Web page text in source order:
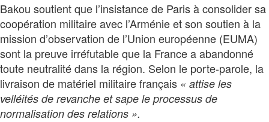
Bakou soutient que l’insistance de Paris à consolider sa
coopération militaire avec l’Arménie et son soutien à la
mission d’observation de l’Union européenne (EUMA)
sont la preuve irréfutable que la France a abandonné
toute neutralité dans la région. Selon le porte-parole, la
livraison de matériel militaire français « attise les
velléités de revanche et sape le processus de
normalisation des relations ».